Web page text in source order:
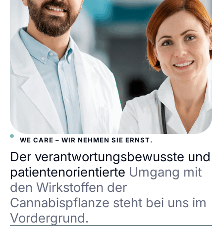
WE CARE – WIR NEHMEN SIE ERNST.
Der verantwortungsbewusste und
patientenorientierte Umgang mit
den Wirkstoffen der
Cannabispflanze steht bei uns im
Vordergrund.